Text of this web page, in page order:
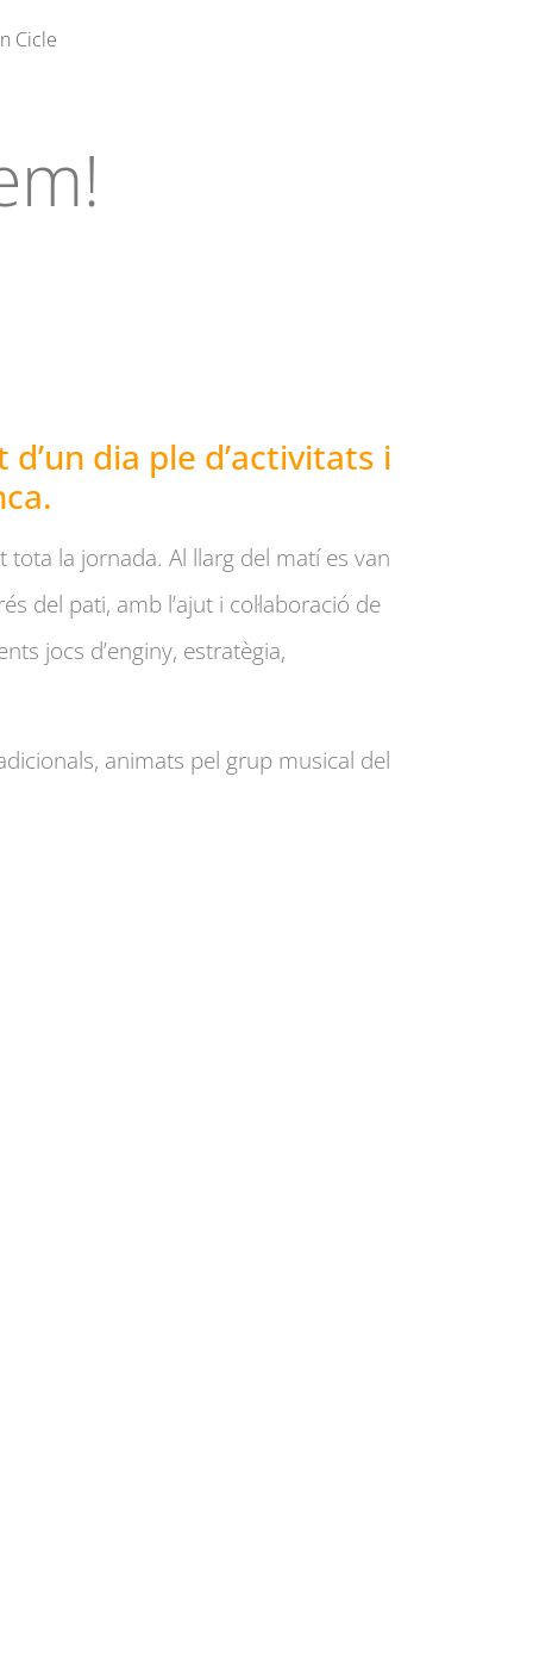
Cicle
dia ple d’activitats i
la jornada. Al llarg del matí es van
del pati, amb l’ajut i col·laboració de
jocs d’enginy, estratègia,
animats pel grup musical del